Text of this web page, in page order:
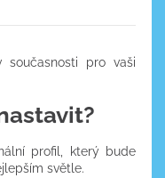
současnosti pro vaši
profil, který bude
světle.